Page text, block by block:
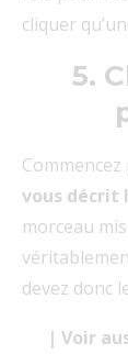
cliquer
5.
vous décrit
morceau
devez donc
| Voir